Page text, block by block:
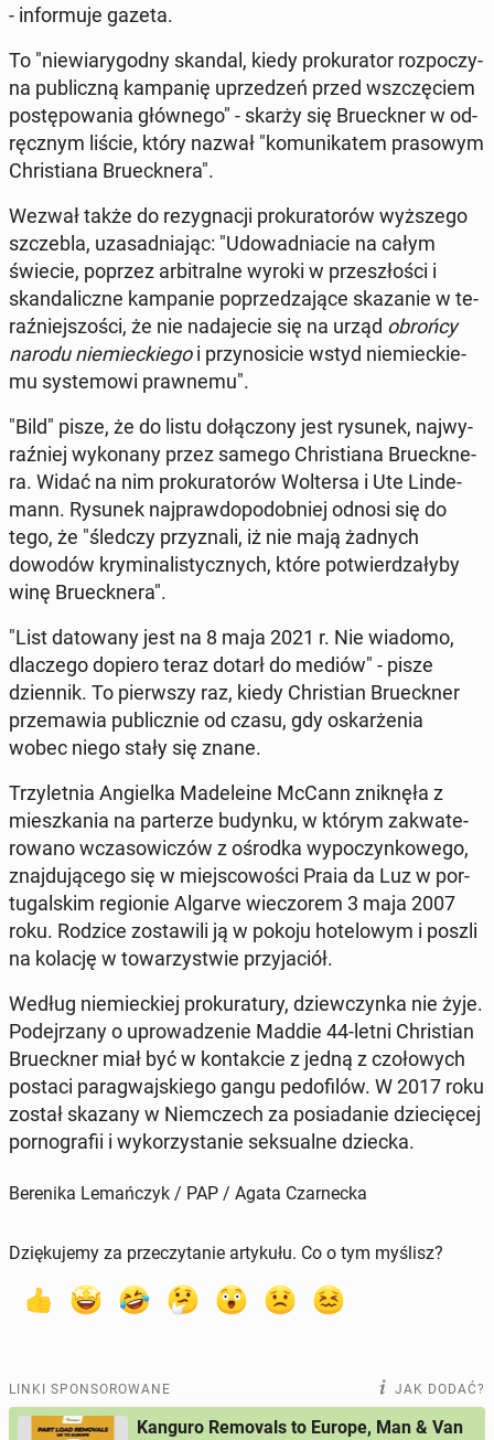
- in­for­mu­je gazeta.
To "nie­wia­ry­god­ny skandal, kiedy pro­ku­ra­tor roz­po­czy­
na pu­blicz­ną kam­pa­nię uprze­dzeń przed wsz­czę­ciem
po­stę­po­wa­nia głów­ne­go" - skarży się Bru­eck­ner w od­
ręcz­nym liście, który nazwał "ko­mu­ni­ka­tem pra­so­wym
Chri­stia­na Bru­eck­ne­ra".
Wezwał także do re­zy­gna­cji pro­ku­ra­to­rów wyż­sze­go
szcze­bla, uza­sad­nia­jąc: "Udo­wad­nia­cie na całym
świecie, poprzez ar­bi­tral­ne wyroki w prze­szło­ści i
skan­da­licz­ne kam­pa­nie po­prze­dza­ją­ce ska­za­nie w te­
raź­niej­szo­ści, że nie na­da­je­cie się na urząd obrońcy
narodu nie­miec­kie­goi przy­no­si­cie wstyd nie­miec­kie­
mu sys­te­mo­wi praw­ne­mu".
"Bild" pisze, że do listu do­łą­czo­ny jest rysunek, naj­wy­
raź­niej wy­ko­na­ny przez samego Chri­stia­na Bru­eck­ne­
ra. Widać na nim pro­ku­ra­to­rów Wol­ter­sa i Ute Lin­de­
mann. Rysunek naj­praw­do­po­dob­niej odnosi się do
tego, że "śledczy przy­zna­li, iż nie mają żadnych
dowodów kry­mi­na­li­stycz­nych, które po­twier­dza­ły­by
winę Bru­eck­ne­ra".
"List da­to­wa­ny jest na 8 maja 2021 r. Nie wiadomo,
dla­cze­go dopiero teraz dotarł do mediów" - pisze
dzien­nik. To pierw­szy raz, kiedy Chri­stian Bru­eck­ner
prze­ma­wia pu­blicz­nie od czasu, gdy oskar­że­nia
wobec niego stały się znane.
Trzy­let­nia An­giel­ka Ma­de­le­ine McCann znik­nę­ła z
miesz­ka­nia na par­te­rze budynku, w którym za­kwa­te­
ro­wa­no wcza­so­wi­czów z ośrodka wy­po­czyn­ko­we­go,
znaj­du­ją­ce­go się w miej­sco­wo­ści Praia da Luz w por­
tu­gal­skim re­gio­nie Algarve wie­czo­rem 3 maja 2007
roku. Rodzice zo­sta­wi­li ją w pokoju ho­te­lo­wym i poszli
na kolację w to­wa­rzy­stwie przy­ja­ciół.
Według nie­miec­kiej pro­ku­ra­tu­ry, dziew­czyn­ka nie żyje.
Po­dej­rza­ny o upro­wa­dze­nie Maddie 44-letni Chri­stian
Bru­eck­ner miał być w kon­tak­cie z jedną z czo­ło­wych
postaci pa­ra­gwaj­skie­go gangu pe­do­fi­lów. W 2017 roku
został skazany w Niem­czech za po­sia­da­nie dzie­cię­cej
por­no­gra­fii i wy­ko­rzy­sta­nie sek­su­al­ne dziecka.
Berenika Lemańczyk / PAP / Agata Czarnecka
Dziękujemy za przeczytanie artykułu. Co o tym myślisz?
LINKI SPONSOROWANE JAK DODAĆ?
Kanguro Removals to Europe, Man & Van